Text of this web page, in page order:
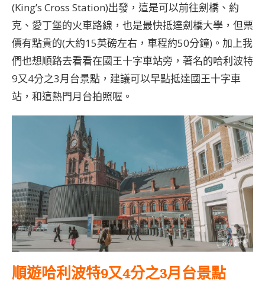
(King’s Cross Station)出發，這是可以前往劍橋、約
克、愛丁堡的火車路線，也是最快抵達劍橋大學，但票
價有點貴的(大約15英磅左右，車程約50分鐘)。加上我
們也想順路去看看在國王十字車站旁，著名的哈利波特
9又4分之3月台景點，建議可以早點抵達國王十字車
站，和這熱門月台拍照喔。
順遊哈利波特9又4分之3月台景點